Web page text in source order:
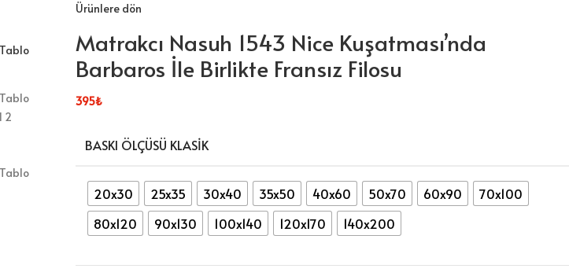
Ürünlere dön
Matrakcı Nasuh 1543 Nice Kuşatması’nda
Barbaros İle Birlikte Fransız Filosu
395₺
BASKI ÖLÇÜSÜ KLASIK
20x30 25x35 30x40 35x50 40x60 50x70 60x90
70x100
80x120
90x130 100x140 120x170 140x200